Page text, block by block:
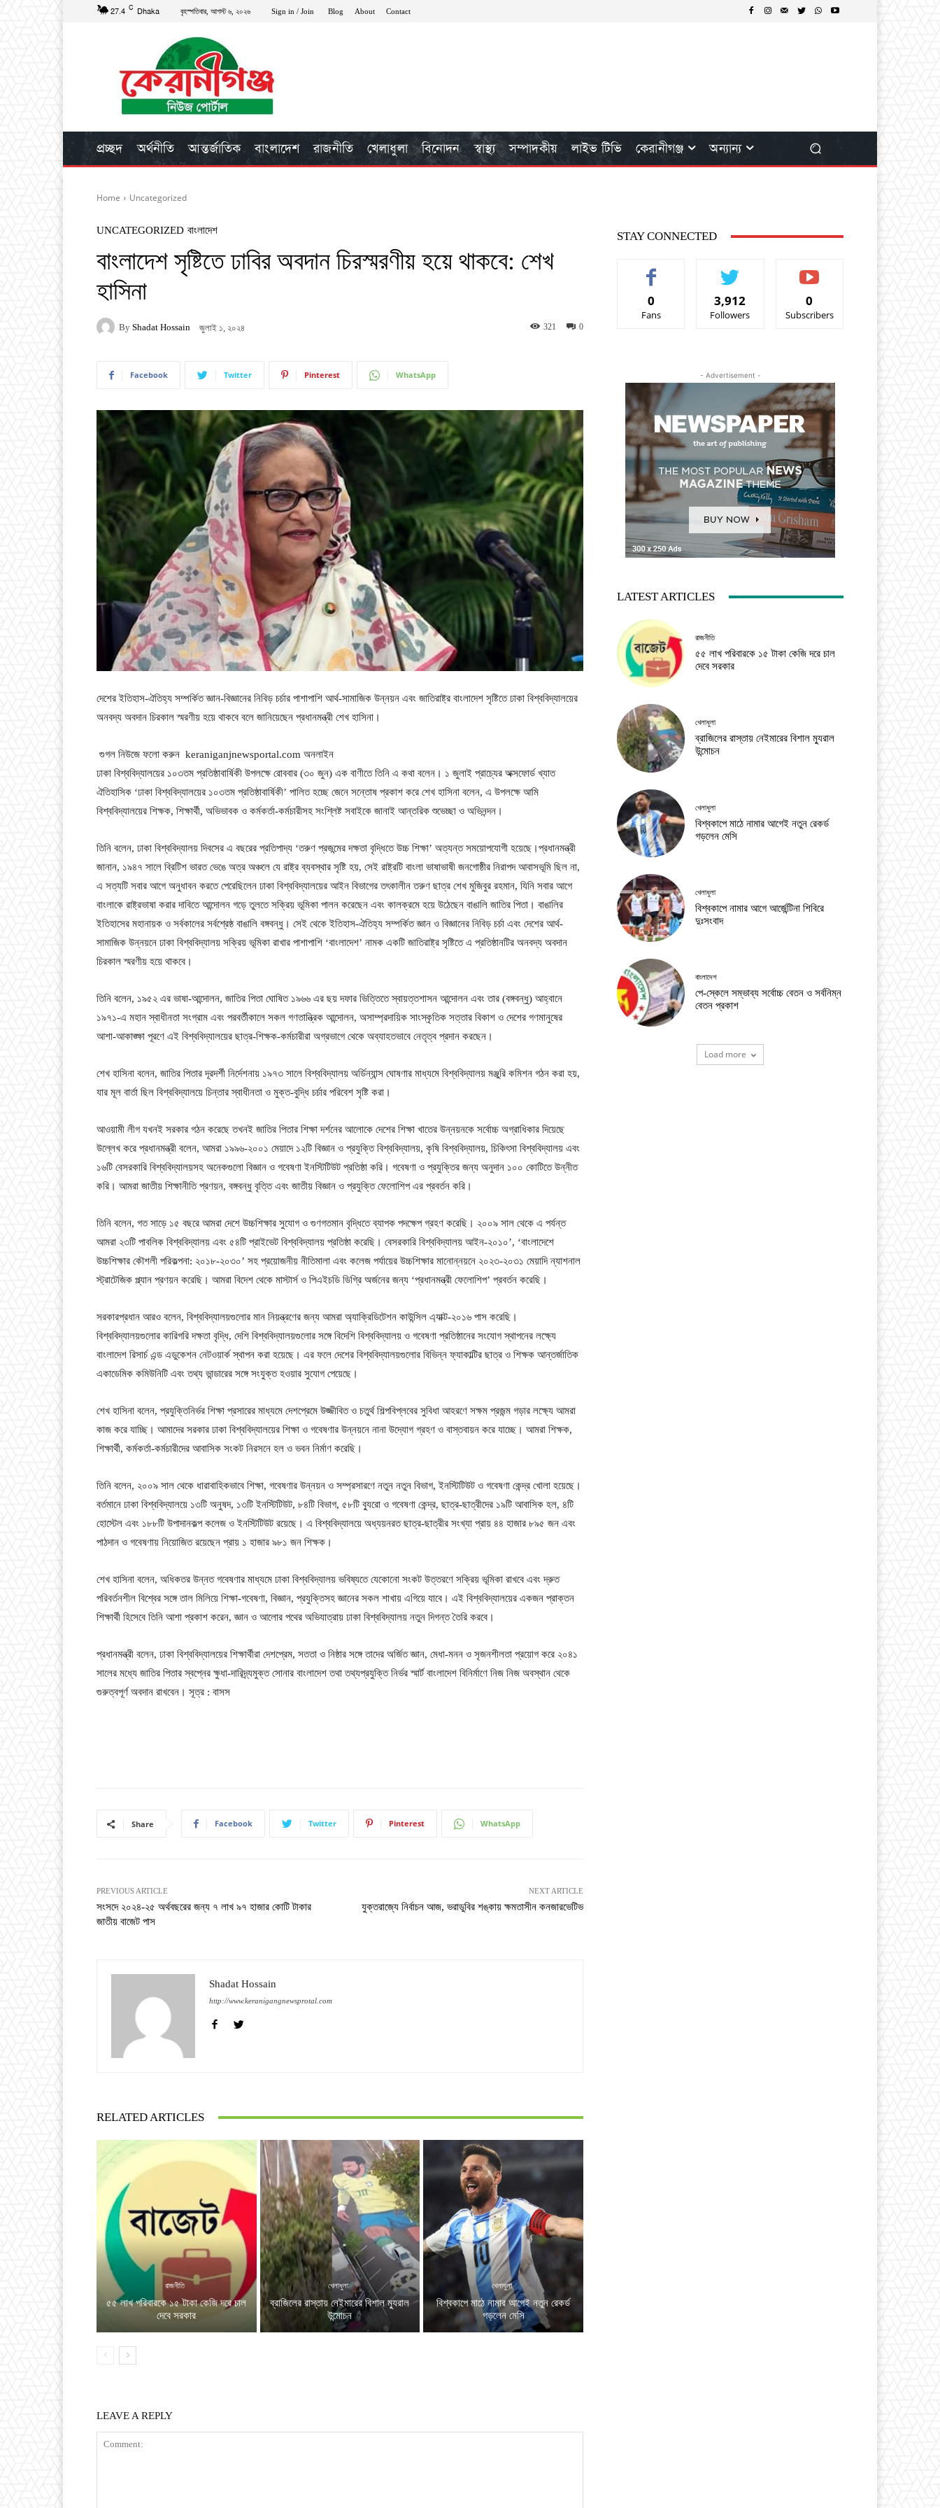
27.4 C Dhaka বৃহস্পতিবার, আগস্ট ৬, ২০২৬ Sign in / Join Blog About Contact
প্রচ্ছদ অর্থনীতি আন্তর্জাতিক বাংলাদেশ রাজনীতি খেলাধুলা বিনোদন স্বাস্থ্য সম্পাদকীয় লাইভ টিভি কেরানীগঞ্জ অন্যান্য
Home Uncategorized
UNCATEGORIZED বাংলাদেশ
বাংলাদেশ সৃষ্টিতে ঢাবির অবদান চিরস্মরণীয় হয়ে থাকবে: শেখ
হাসিনা
By Shadat Hossain জুলাই ১, ২০২৪ 0
321
Facebook Twitter Pinterest WhatsApp
দেশের ইতিহাস-ঐতিহ্য সম্পর্কিত জ্ঞান-বিজ্ঞানের নিবিড় চর্চার পাশাপাশি আর্থ-সামাজিক উন্নয়ন এবং জাতিরাষ্ট্র বাংলাদেশ সৃষ্টিতে ঢাকা বিশ্ববিদ্যালয়ের
অনবদ্য অবদান চিরকাল স্মরণীয় হয়ে থাকবে বলে জানিয়েছেন প্রধানমন্ত্রী শেখ হাসিনা।
গুগল নিউজে ফলো করুন keraniganjnewsportal.com অনলাইন
ঢাকা বিশ্ববিদ্যালয়ের ১০৩তম প্রতিষ্ঠাবার্ষিকী উপলক্ষে রোববার (৩০ জুন) এক বাণীতে তিনি এ কথা বলেন। ১ জুলাই প্রাচ্যের অক্সফোর্ড খ্যাত
ঐতিহাসিক ‘ঢাকা বিশ্ববিদ্যালয়ের ১০৩তম প্রতিষ্ঠাবার্ষিকী’ পালিত হচ্ছে জেনে সন্তোষ প্রকাশ করে শেখ হাসিনা বলেন, এ উপলক্ষে আমি
বিশ্ববিদ্যালয়ের শিক্ষক, শিক্ষার্থী, অভিভাবক ও কর্মকর্তা-কর্মচারীসহ সংশ্লিষ্ট সবাইকে জানাই আন্তরিক শুভেচ্ছা ও অভিনন্দন।
তিনি বলেন, ঢাকা বিশ্ববিদ্যালয় দিবসের এ বছরের প্রতিপাদ্য ‘তরুণ প্রজন্মের দক্ষতা বৃদ্ধিতে উচ্চ শিক্ষা’ অত্যন্ত সময়োপযোগী হয়েছে।প্রধানমন্ত্রী
জানান, ১৯৪৭ সালে ব্রিটিশ ভারত ভেঙে অত্র অঞ্চলে যে রাষ্ট্র ব্যবস্থার সৃষ্টি হয়, সেই রাষ্ট্রটি বাংলা ভাষাভাষী জনগোষ্ঠীর নিরাপদ আবাসভূমি ছিল না,
এ সত্যটি সবার আগে অনুধাবন করতে পেরেছিলেন ঢাকা বিশ্ববিদ্যালয়ের আইন বিভাগের তৎকালীন তরুণ ছাত্র শেখ মুজিবুর রহমান, যিনি সবার আগে
বাংলাকে রাষ্ট্রভাষা করার দাবিতে আন্দোলন গড়ে তুলতে সক্রিয় ভূমিকা পালন করেছেন এবং কালক্রমে হয়ে উঠেছেন বাঙালি জাতির পিতা। বাঙালির
ইতিহাসের মহানায়ক ও সর্বকালের সর্বশ্রেষ্ঠ বাঙালি বঙ্গবন্ধু। সেই থেকে ইতিহাস-ঐতিহ্য সম্পর্কিত জ্ঞান ও বিজ্ঞানের নিবিড় চর্চা এবং দেশের আর্থ-
সামাজিক উন্নয়নে ঢাকা বিশ্ববিদ্যালয় সক্রিয় ভূমিকা রাখার পাশাপাশি ‘বাংলাদেশ’ নামক একটি জাতিরাষ্ট্র সৃষ্টিতে এ প্রতিষ্ঠানটির অনবদ্য অবদান
চিরকাল স্মরণীয় হয়ে থাকবে।
তিনি বলেন, ১৯৫২ এর ভাষা-আন্দোলন, জাতির পিতা ঘোষিত ১৯৬৬ এর ছয় দফার ভিত্তিতে স্বায়ত্তশাসন আন্দোলন এবং তার (বঙ্গবন্ধু) আহ্বানে
১৯৭১-এ মহান স্বাধীনতা সংগ্রাম এবং পরবর্তীকালে সকল গণতান্ত্রিক আন্দোলন, অসাম্প্রদায়িক সাংস্কৃতিক সত্তার বিকাশ ও দেশের গণমানুষের
আশা-আকাঙ্ক্ষা পূরণে এই বিশ্ববিদ্যালয়ের ছাত্র-শিক্ষক-কর্মচারীরা অগ্রভাগে থেকে অব্যাহতভাবে নেতৃত্ব প্রদান করছেন।
শেখ হাসিনা বলেন, জাতির পিতার দূরদর্শী নির্দেশনায় ১৯৭৩ সালে বিশ্ববিদ্যালয় অর্ডিন্যান্স ঘোষণার মাধ্যমে বিশ্ববিদ্যালয় মঞ্জুরি কমিশন গঠন করা হয়,
যার মূল বার্তা ছিল বিশ্ববিদ্যালয়ে চিন্তার স্বাধীনতা ও মুক্ত-বুদ্ধি চর্চার পরিবেশ সৃষ্টি করা।
আওয়ামী লীগ যখনই সরকার গঠন করেছে তখনই জাতির পিতার শিক্ষা দর্শনের আলোকে দেশের শিক্ষা খাতের উন্নয়নকে সর্বোচ্চ অগ্রাধিকার দিয়েছে
উল্লেখ করে প্রধানমন্ত্রী বলেন, আমরা ১৯৯৬-২০০১ মেয়াদে ১২টি বিজ্ঞান ও প্রযুক্তি বিশ্ববিদ্যালয়, কৃষি বিশ্ববিদ্যালয়, চিকিৎসা বিশ্ববিদ্যালয় এবং
১৬টি বেসরকারি বিশ্ববিদ্যালয়সহ অনেকগুলো বিজ্ঞান ও গবেষণা ইনস্টিটিউট প্রতিষ্ঠা করি। গবেষণা ও প্রযুক্তির জন্য অনুদান ১০০ কোটিতে উন্নীত
করি। আমরা জাতীয় শিক্ষানীতি প্রণয়ন, বঙ্গবন্ধু বৃত্তি এবং জাতীয় বিজ্ঞান ও প্রযুক্তি ফেলোশিপ এর প্রবর্তন করি।
তিনি বলেন, গত সাড়ে ১৫ বছরে আমরা দেশে উচ্চশিক্ষার সুযোগ ও গুণগতমান বৃদ্ধিতে ব্যাপক পদক্ষেপ গ্রহণ করেছি। ২০০৯ সাল থেকে এ পর্যন্ত
আমরা ২৩টি পাবলিক বিশ্ববিদ্যালয় এবং ৫৪টি প্রাইভেট বিশ্ববিদ্যালয় প্রতিষ্ঠা করেছি। বেসরকারি বিশ্ববিদ্যালয় আইন-২০১০’, ‘বাংলাদেশে
উচ্চশিক্ষার কৌশলী পরিকল্পনা: ২০১৮-২০৩০’ সহ প্রয়োজনীয় নীতিমালা এবং কলেজ পর্যায়ের উচ্চশিক্ষার মানোন্নয়নে ২০২৩-২০৩১ মেয়াদি ন্যাশনাল
স্ট্রাটেজিক প্ল্যান প্রণয়ন করেছি। আমরা বিদেশ থেকে মাস্টার্স ও পিএইচডি ডিগ্রি অর্জনের জন্য ‘প্রধানমন্ত্রী ফেলোশিপ’ প্রবর্তন করেছি।
সরকারপ্রধান আরও বলেন, বিশ্ববিদ্যালয়গুলোর মান নিয়ন্ত্রণের জন্য আমরা অ্যাক্রিডিটেশন কাউন্সিল এ্যাক্ট-২০১৬ পাস করেছি।
বিশ্ববিদ্যালয়গুলোর কারিগরি দক্ষতা বৃদ্ধি, দেশি বিশ্ববিদ্যালয়গুলোর সঙ্গে বিদেশি বিশ্ববিদ্যালয় ও গবেষণা প্রতিষ্ঠানের সংযোগ স্থাপনের লক্ষ্যে
বাংলাদেশ রিসার্চ এন্ড এডুকেশন নেটওয়ার্ক স্থাপন করা হয়েছে। এর ফলে দেশের বিশ্ববিদ্যালয়গুলোর বিভিন্ন ফ্যাকাল্টির ছাত্র ও শিক্ষক আন্তর্জাতিক
একাডেমিক কমিউনিটি এবং তথ্য ভান্ডারের সঙ্গে সংযুক্ত হওয়ার সুযোগ পেয়েছে।
শেখ হাসিনা বলেন, প্রযুক্তিনির্ভর শিক্ষা প্রসারের মাধ্যমে দেশপ্রেমে উজ্জীবিত ও চতুর্থ শিল্পবিপ্লবের সুবিধা আহরণে সক্ষম প্রজন্ম গড়ার লক্ষ্যে আমরা
কাজ করে যাচ্ছি। আমাদের সরকার ঢাকা বিশ্ববিদ্যালয়ের শিক্ষা ও গবেষণার উন্নয়নে নানা উদ্যোগ গ্রহণ ও বাস্তবায়ন করে যাচ্ছে। আমরা শিক্ষক,
শিক্ষার্থী, কর্মকর্তা-কর্মচারীদের আবাসিক সংকট নিরসনে হল ও ভবন নির্মাণ করেছি।
তিনি বলেন, ২০০৯ সাল থেকে ধারাবাহিকভাবে শিক্ষা, গবেষণার উন্নয়ন ও সম্প্রসারণে নতুন নতুন বিভাগ, ইনস্টিটিউট ও গবেষণা কেন্দ্র খোলা হয়েছে।
বর্তমানে ঢাকা বিশ্ববিদ্যালয়ে ১৩টি অনুষদ, ১৩টি ইনস্টিটিউট, ৮৪টি বিভাগ, ৫৮টি ব্যুরো ও গবেষণা কেন্দ্র, ছাত্র-ছাত্রীদের ১৯টি আবাসিক হল, ৪টি
হোস্টেল এবং ১৮৮টি উপাদানকল্প কলেজ ও ইনস্টিটিউট রয়েছে। এ বিশ্ববিদ্যালয়ে অধ্যয়নরত ছাত্র-ছাত্রীর সংখ্যা প্রায় ৪৪ হাজার ৮৯৫ জন এবং
পাঠদান ও গবেষণায় নিয়োজিত রয়েছেন প্রায় ১ হাজার ৯৮১ জন শিক্ষক।
শেখ হাসিনা বলেন, অধিকতর উন্নত গবেষণার মাধ্যমে ঢাকা বিশ্ববিদ্যালয় ভবিষ্যতে যেকোনো সংকট উত্তরণে সক্রিয় ভূমিকা রাখবে এবং দ্রুত
পরিবর্তনশীল বিশ্বের সঙ্গে তাল মিলিয়ে শিক্ষা-গবেষণা, বিজ্ঞান, প্রযুক্তিসহ জ্ঞানের সকল শাখায় এগিয়ে যাবে। এই বিশ্ববিদ্যালয়ের একজন প্রাক্তন
শিক্ষার্থী হিসেবে তিনি আশা প্রকাশ করেন, জ্ঞান ও আলোর পথের অভিযাত্রায় ঢাকা বিশ্ববিদ্যালয় নতুন দিগন্ত তৈরি করবে।
প্রধানমন্ত্রী বলেন, ঢাকা বিশ্ববিদ্যালয়ের শিক্ষার্থীরা দেশপ্রেম, সততা ও নিষ্ঠার সঙ্গে তাদের অর্জিত জ্ঞান, মেধা-মনন ও সৃজনশীলতা প্রয়োগ করে ২০৪১
সালের মধ্যে জাতির পিতার স্বপ্নের ক্ষুধা-দারিদ্র্যমুক্ত সোনার বাংলাদেশ তথা তথ্যপ্রযুক্তি নির্ভর স্মার্ট বাংলাদেশ বিনির্মাণে নিজ নিজ অবস্থান থেকে
গুরুত্বপূর্ণ অবদান রাখবেন। সূত্র : বাসস
Share Facebook Twitter Pinterest WhatsApp
PREVIOUS ARTICLE
সংসদে ২০২৪-২৫ অর্থবছরের জন্য ৭ লাখ ৯৭ হাজার কোটি টাকার
জাতীয় বাজেট পাস
NEXT ARTICLE
যুক্তরাজ্যে নির্বাচন আজ, ভরাডুবির শঙ্কায় ক্ষমতাসীন কনজারভেটিভ
Shadat Hossain
http://www.keranigangnewsprotal.com
RELATED ARTICLES
রাজনীতি
৫৫ লাখ পরিবারকে ১৫ টাকা কেজি দরে চাল
দেবে সরকার
খেলাধুলা
ব্রাজিলের রাস্তায় নেইমারের বিশাল ম্যুরাল
উন্মোচন
খেলাধুলা
বিশ্বকাপে মাঠে নামার আগেই নতুন রেকর্ড
গড়লেন মেসি
LEAVE A REPLY
STAY CONNECTED
0
Fans
3,912
Followers
0
Subscribers
- Advertisement -
LATEST ARTICLES
রাজনীতি
৫৫ লাখ পরিবারকে ১৫ টাকা কেজি দরে চাল
দেবে সরকার
খেলাধুলা
ব্রাজিলের রাস্তায় নেইমারের বিশাল ম্যুরাল
উন্মোচন
খেলাধুলা
বিশ্বকাপে মাঠে নামার আগেই নতুন রেকর্ড
গড়লেন মেসি
খেলাধুলা
বিশ্বকাপে নামার আগে আর্জেন্টিনা শিবিরে
দুঃসংবাদ
বাংলাদেশ
পে-স্কেলে সম্ভাব্য সর্বোচ্চ বেতন ও সর্বনিম্ন
বেতন প্রকাশ
Load more